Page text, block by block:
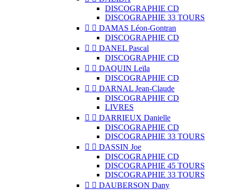
DISCOGRAPHIE CD
DISCOGRAPHIE 33 TOURS
  DAMAS Léon-Gontran
DISCOGRAPHIE CD
  DANEL Pascal
DISCOGRAPHIE CD
  DAQUIN Leïla
DISCOGRAPHIE CD
  DARNAL Jean-Claude
DISCOGRAPHIE CD
LIVRES
  DARRIEUX Danielle
DISCOGRAPHIE CD
DISCOGRAPHIE 33 TOURS
  DASSIN Joe
DISCOGRAPHIE CD
DISCOGRAPHIE 45 TOURS
DISCOGRAPHIE 33 TOURS
  DAUBERSON Dany